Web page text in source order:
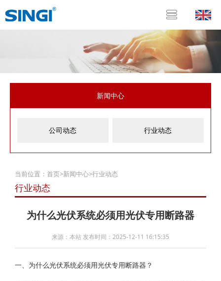
新闻中心
公司动态 行业动态
当前位置： 首页>新闻中心>行业动态
行业动态
为什么光伏系统必须用光伏专用断路器
来源：本站 发布时间：2025-12-11 16:15:35
一、为什么光伏系统必须用光伏专用断路器？